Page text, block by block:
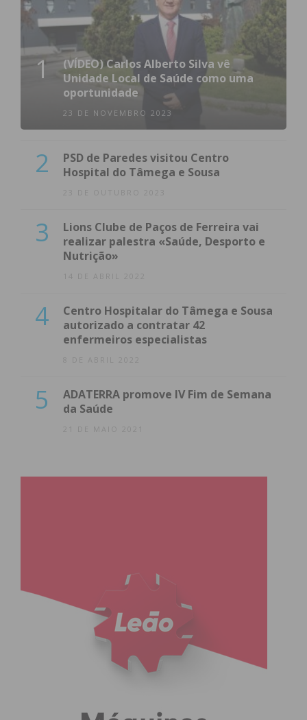
1
(VÍDEO) Carlos Alberto Silva vê
Unidade Local de Saúde como uma
oportunidade
23 DE NOVEMBRO 2023
2
PSD de Paredes visitou Centro
Hospital do Tâmega e Sousa
23 DE OUTUBRO 2023
3
Lions Clube de Paços de Ferreira vai
realizar palestra «Saúde, Desporto e
Nutrição»
14 DE ABRIL 2022
4
Centro Hospitalar do Tâmega e Sousa
autorizado a contratar 42
enfermeiros especialistas
8 DE ABRIL 2022
5
ADATERRA promove IV Fim de Semana
da Saúde
21 DE MAIO 2021